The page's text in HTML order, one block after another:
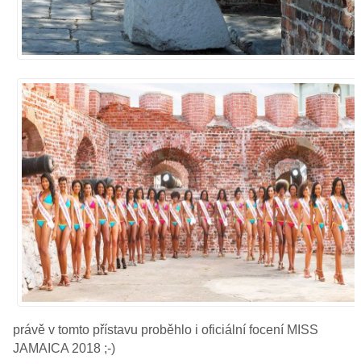
právě v tomto přístavu proběhlo i oficiální focení MISS
JAMAICA 2018 ;-)